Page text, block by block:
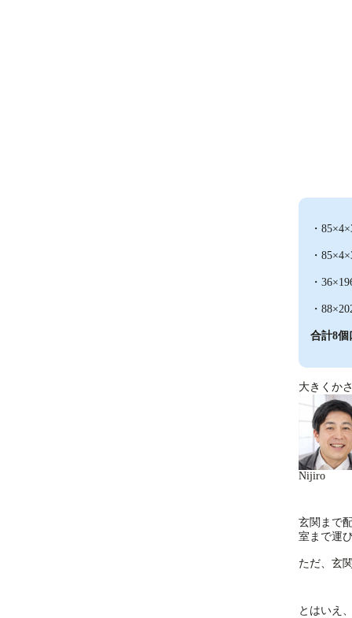
・
・
・
・
合計8個
大きくか
Nijiro
玄関まで
室まで運
ただ、玄
とはいえ